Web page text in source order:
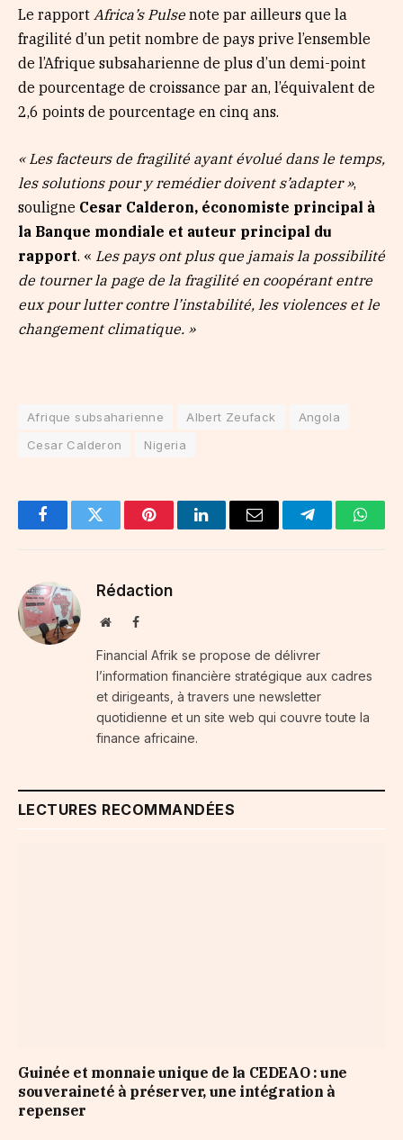
Le rapport Africa’s Pulse note par ailleurs que la
fragilité d’un petit nombre de pays prive l’ensemble
de l’Afrique subsaharienne de plus d’un demi-point
de pourcentage de croissance par an, l’équivalent de
2,6 points de pourcentage en cinq ans.
« Les facteurs de fragilité ayant évolué dans le temps,
les solutions pour y remédier doivent s’adapter »,
souligne Cesar Calderon, économiste principal à
la Banque mondiale et auteur principal du
rapport. « Les pays ont plus que jamais la possibilité
de tourner la page de la fragilité en coopérant entre
eux pour lutter contre l’instabilité, les violences et le
changement climatique. »
Afrique subsaharienne Albert Zeufack
Angola
Cesar Calderon
Nigeria
FacebookTwitter PinterestLinkedInEmail Telegram
Rédaction
WebsiteFacebook
Financial Afrik se propose de délivrer
l’information financière stratégique aux cadres
et dirigeants, à travers une newsletter
quotidienne et un site web qui couvre toute la
finance africaine.
LECTURES RECOMMANDÉES
Guinée et monnaie unique de la CEDEAO : une
souveraineté à préserver, une intégration à
repenser